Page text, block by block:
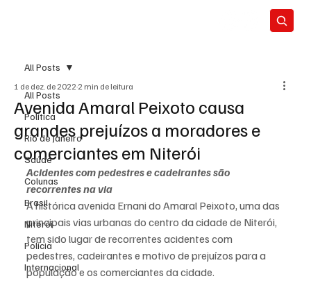
All Posts
Política
Rio de Janeiro
Saúde
Colunas
Brasil
Niterói
Polícia
Internacional
All Posts
Avenida Amaral Peixoto causa
grandes prejuízos a moradores e
comerciantes em Niterói
1 de dez. de 2022 2 min de leitura
Acidentes com pedestres e cadeirantes são
recorrentes na via
A histórica avenida Ernani do Amaral Peixoto, uma das
principais vias urbanas do centro da cidade de Niterói,
tem sido lugar de recorrentes acidentes com
pedestres, cadeirantes e motivo de prejuízos para a
população e os comerciantes da cidade.